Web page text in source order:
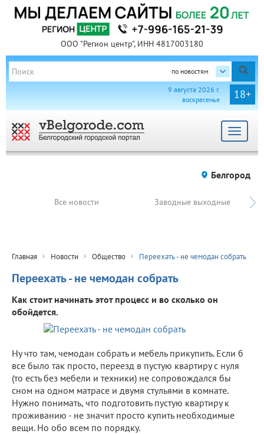
ООО "Регион центр", ИНН 4817003180
по новостям
18+
9 августа 2026 г.
воскресенье
Toggle
Белгород
Все новости Заводные выходные
Главная Новости Общество Переехать - не чемодан собрать
Переехать - не чемодан собрать
Как стоит начинать этот процесс и во сколько он
обойдется.
Ну что там, чемодан собрать и мебель прикупить. Если б
все было так просто, переезд в пустую квартиру с нуля
(то есть без мебели и техники) не сопровождался бы
сном на одном матрасе и двумя стульями в комнате.
Нужно понимать, что подготовить пустую квартиру к
проживанию - не значит просто купить необходимые
вещи. Но обо всем по порядку.